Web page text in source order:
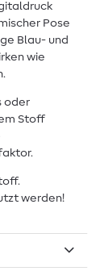
Pose
Blau- und
wie
oder
Stoff
werden!